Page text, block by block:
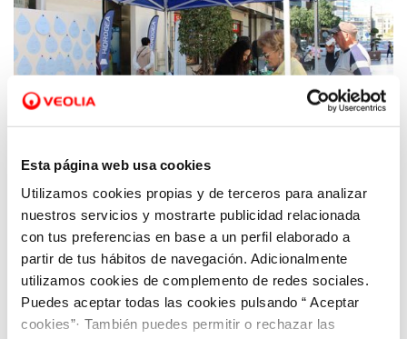
Esta página web usa cookies
Utilizamos cookies propias y de terceros para analizar
nuestros servicios y mostrarte publicidad relacionada
con tus preferencias en base a un perfil elaborado a
partir de tus hábitos de navegación. Adicionalmente
utilizamos cookies de complemento de redes sociales.
Puedes aceptar todas las cookies pulsando “ Aceptar
cookies”· También puedes permitir o rechazar las
26 ABR 2023
Hidrogea es la empresa de suministro mejor
valorada en la Región de Murcia